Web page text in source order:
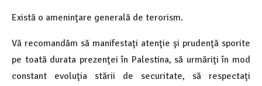
Există o ameninţare generală de terorism.
Vă recomandăm să manifestaţi atenţie şi prudenţă sporite
pe toată durata prezenţei în Palestina, să urmăriţi în mod
constant evoluţia stării de securitate, să respectaţi